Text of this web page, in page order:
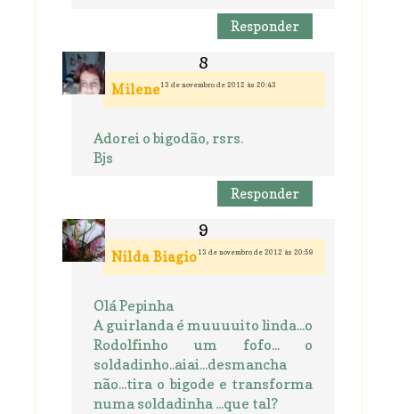
Responder
Milene 13 de novembro de 2012 às 20:43
Adorei o bigodão, rsrs.
Bjs
Responder
Nilda Biagio 13 de novembro de 2012 às 20:59
Olá Pepinha
A guirlanda é muuuuito linda...o
Rodolfinho um fofo... o
soldadinho..aiai...desmancha
não...tira o bigode e transforma
numa soldadinha ...que tal?